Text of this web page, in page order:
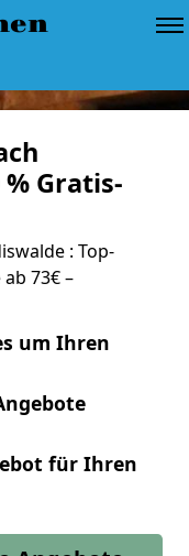
Gratis-
: Top-
73€ –
um Ihren
für Ihren